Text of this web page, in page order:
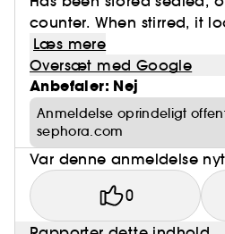
counter. When stirred, it
Læs mere
Oversæt med Google
Anbefaler: Nej
Anmeldelse oprindeligt
sephora.com
Var denne anmeldelse
0